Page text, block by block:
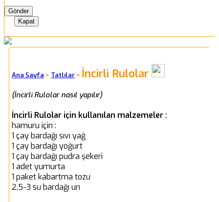
Kapat
Ana Sayfa > Tatlılar > İncirli Rulolar
(İncirli Rulolar nasıl yapılır)
İncirli Rulolar için kullanılan malzemeler :
hamuru için :
1 çay bardağı sıvı yağ
1 çay bardağı yoğurt
1 çay bardağı pudra şekeri
1 adet yumurta
1 paket kabartma tozu
2,5-3 su bardağı un